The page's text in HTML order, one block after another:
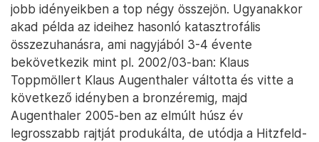
jobb idényeikben a top négy összejön. Ugyanakkor
akad példa az ideihez hasonló katasztrofális
összezuhanásra, ami nagyjából 3-4 évente
bekövetkezik mint pl. 2002/03-ban: Klaus
Toppmöllert Klaus Augenthaler váltotta és vitte a
következő idényben a bronzéremig, majd
Augenthaler 2005-ben az elmúlt húsz év
legrosszabb rajtját produkálta, de utódja a Hitzfeld-